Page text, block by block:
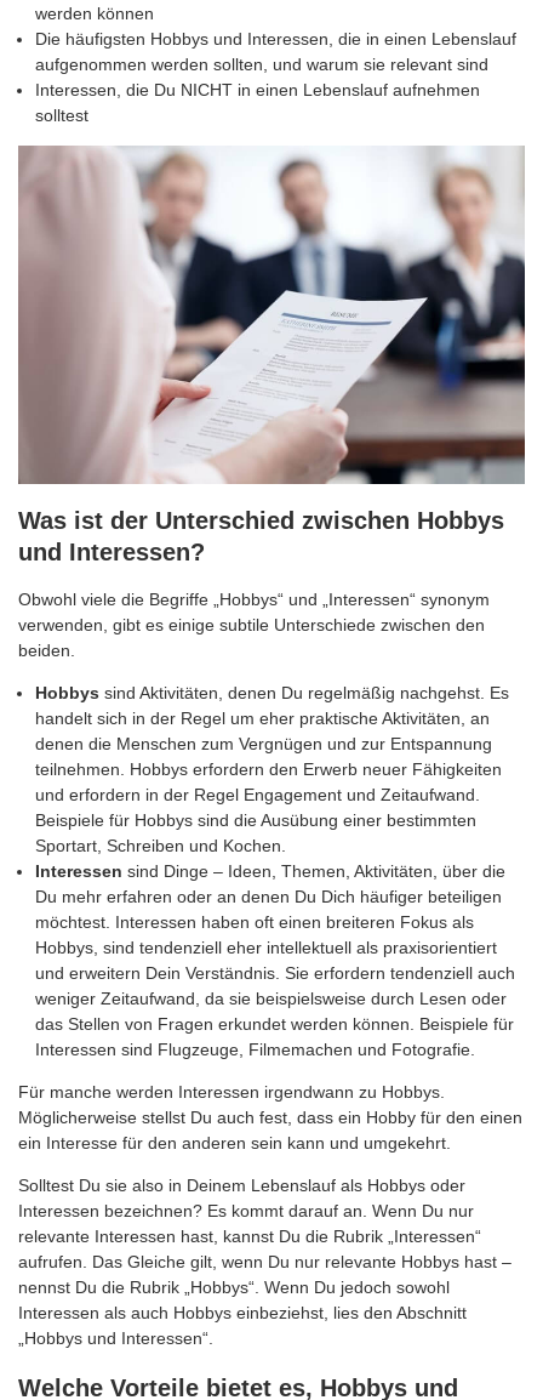
werden können
Die häufigsten Hobbys und Interessen, die in einen Lebenslauf
aufgenommen werden sollten, und warum sie relevant sind
Interessen, die Du NICHT in einen Lebenslauf aufnehmen
solltest
Was ist der Unterschied zwischen Hobbys
und Interessen?
Obwohl viele die Begriffe „Hobbys“ und „Interessen“ synonym
verwenden, gibt es einige subtile Unterschiede zwischen den
beiden.
Hobbys sind Aktivitäten, denen Du regelmäßig nachgehst. Es
handelt sich in der Regel um eher praktische Aktivitäten, an
denen die Menschen zum Vergnügen und zur Entspannung
teilnehmen. Hobbys erfordern den Erwerb neuer Fähigkeiten
und erfordern in der Regel Engagement und Zeitaufwand.
Beispiele für Hobbys sind die Ausübung einer bestimmten
Sportart, Schreiben und Kochen.
Interessen sind Dinge – Ideen, Themen, Aktivitäten, über die
Du mehr erfahren oder an denen Du Dich häufiger beteiligen
möchtest. Interessen haben oft einen breiteren Fokus als
Hobbys, sind tendenziell eher intellektuell als praxisorientiert
und erweitern Dein Verständnis. Sie erfordern tendenziell auch
weniger Zeitaufwand, da sie beispielsweise durch Lesen oder
das Stellen von Fragen erkundet werden können. Beispiele für
Interessen sind Flugzeuge, Filmemachen und Fotografie.
Für manche werden Interessen irgendwann zu Hobbys.
Möglicherweise stellst Du auch fest, dass ein Hobby für den einen
ein Interesse für den anderen sein kann und umgekehrt.
Solltest Du sie also in Deinem Lebenslauf als Hobbys oder
Interessen bezeichnen? Es kommt darauf an. Wenn Du nur
relevante Interessen hast, kannst Du die Rubrik „Interessen“
aufrufen. Das Gleiche gilt, wenn Du nur relevante Hobbys hast –
nennst Du die Rubrik „Hobbys“. Wenn Du jedoch sowohl
Interessen als auch Hobbys einbeziehst, lies den Abschnitt
„Hobbys und Interessen“.
Welche Vorteile bietet es, Hobbys und